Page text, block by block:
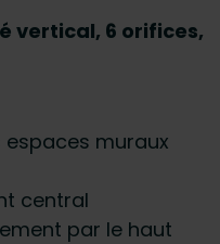
vertical, 6 orifices,
muraux
central
par le haut